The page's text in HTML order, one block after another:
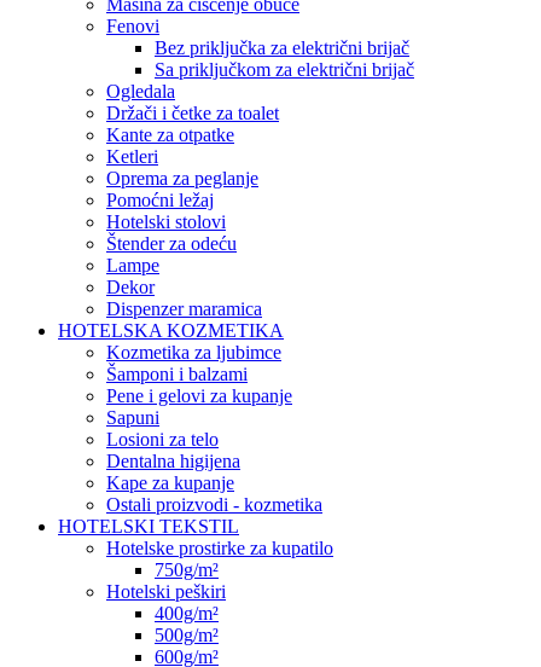
Mašina za čišćenje obuće
Fenovi
Bez priključka za električni brijač
Sa priključkom za električni brijač
Ogledala
Držači i četke za toalet
Kante za otpatke
Ketleri
Oprema za peglanje
Pomoćni ležaj
Hotelski stolovi
Štender za odeću
Lampe
Dekor
Dispenzer maramica
HOTELSKA KOZMETIKA
Kozmetika za ljubimce
Šamponi i balzami
Pene i gelovi za kupanje
Sapuni
Losioni za telo
Dentalna higijena
Kape za kupanje
Ostali proizvodi - kozmetika
HOTELSKI TEKSTIL
Hotelske prostirke za kupatilo
750g/m²
Hotelski peškiri
400g/m²
500g/m²
600g/m²